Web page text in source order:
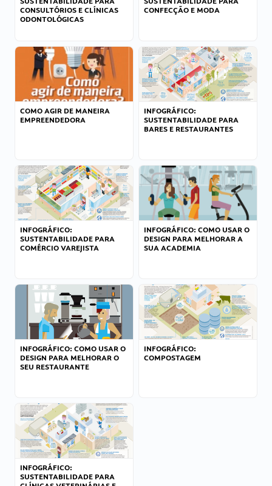
CONSULTÓRIOS E CLÍNICAS
ODONTOLÓGICAS
CONFECÇÃO E MODA
COMO AGIR DE MANEIRA
EMPREENDEDORA
INFOGRÁFICO:
SUSTENTABILIDADE PARA
BARES E RESTAURANTES
INFOGRÁFICO:
SUSTENTABILIDADE PARA
COMÉRCIO VAREJISTA
INFOGRÁFICO: COMO USAR O
DESIGN PARA MELHORAR A
SUA ACADEMIA
INFOGRÁFICO: COMO USAR O
DESIGN PARA MELHORAR O
SEU RESTAURANTE
INFOGRÁFICO:
COMPOSTAGEM
INFOGRÁFICO:
SUSTENTABILIDADE PARA